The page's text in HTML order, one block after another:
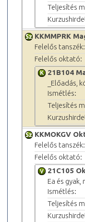
Teljesítés
KKMMPRK
Felelős tanszék:
Felelős oktató:
21B104
_Előadás,
Ismétlés:
Teljesítés
KKMOKGV
Felelős tanszék:
Felelős oktató:
21C105
Ea és
Ismétlés:
Teljesítés